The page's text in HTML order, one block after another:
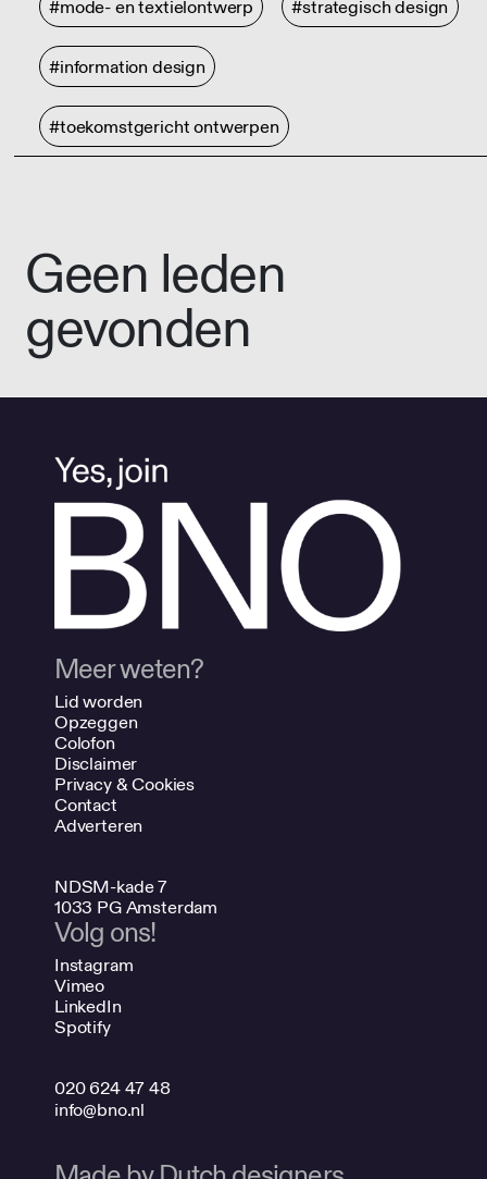
#mode- en textielontwerp #strategisch design
#information design
#toekomstgericht ontwerpen
Geen leden
gevonden
Meer weten?
Lid worden
Opzeggen
Colofon
Disclaimer
Privacy & Cookies
Contact
Adverteren
NDSM-kade 7
1033 PG Amsterdam
Volg ons!
Instagram
Vimeo
LinkedIn
Spotify
020 624 47 48
info@bno.nl